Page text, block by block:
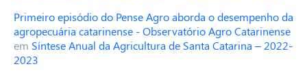
Primeiro episódio do Pense Agro aborda o desempenho da
agropecuária catarinense - Observatório Agro Catarinense
em Síntese Anual da Agricultura de Santa Catarina – 2022-
2023